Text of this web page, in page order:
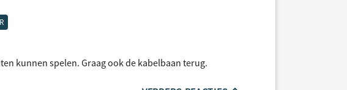
kunnen spelen. Graag ook de kabelbaan terug.